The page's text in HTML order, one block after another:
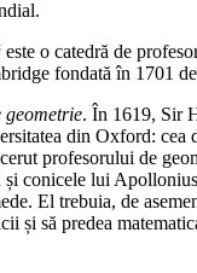
este o catedră de
fondată în 1701
geometrie. În 1619, Sir
din Oxford: cea
profesorului de
conicele lui
El trebuia, de
și să predea